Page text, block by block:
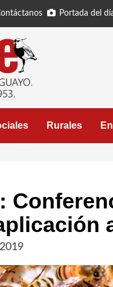
Portada del
Rurales